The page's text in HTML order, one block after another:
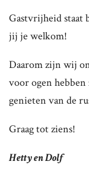
Gastvrijheid staat
jij je welkom!
Daarom zijn wij
voor ogen
genieten van de
Graag tot ziens!
Hetty en Dolf